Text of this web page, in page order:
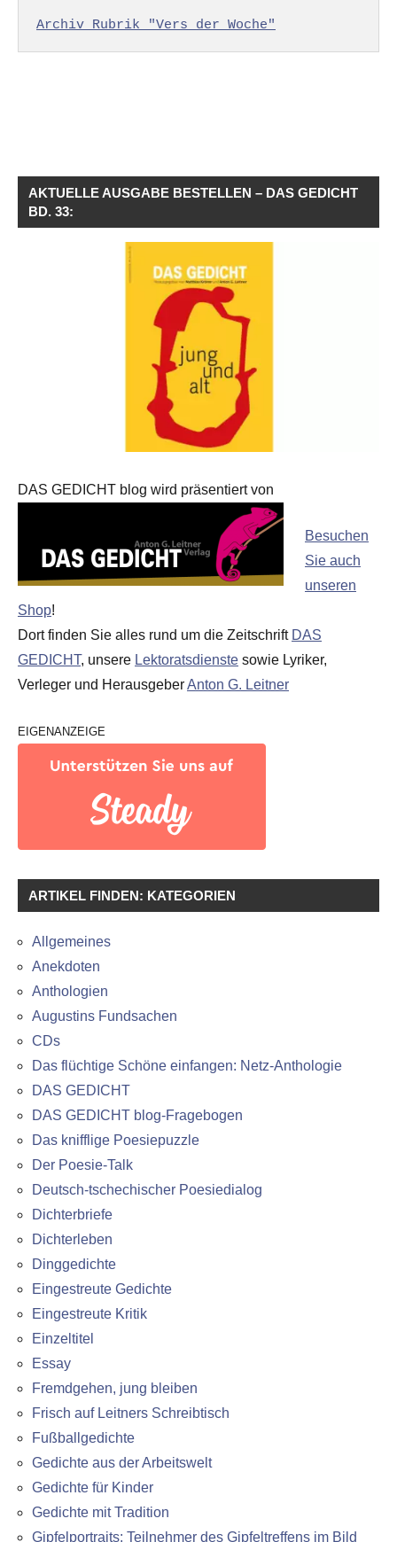
Archiv Rubrik "Vers der Woche"
AKTUELLE AUSGABE BESTELLEN – DAS GEDICHT
BD. 33:
DAS GEDICHT blog wird präsentiert von
Besuchen
Sie auch
unseren
Shop!
Dort finden Sie alles rund um die Zeitschrift DAS
GEDICHT, unsere Lektoratsdienste sowie Lyriker,
Verleger und HerausgeberAnton G. Leitner
EIGENANZEIGE
ARTIKEL FINDEN: KATEGORIEN
Allgemeines
Anekdoten
Anthologien
Augustins Fundsachen
CDs
Das flüchtige Schöne einfangen: Netz-Anthologie
DAS GEDICHT
DAS GEDICHT blog-Fragebogen
Das knifflige Poesiepuzzle
Der Poesie-Talk
Deutsch-tschechischer Poesiedialog
Dichterbriefe
Dichterleben
Dinggedichte
Eingestreute Gedichte
Eingestreute Kritik
Einzeltitel
Essay
Fremdgehen, jung bleiben
Frisch auf Leitners Schreibtisch
Fußballgedichte
Gedichte aus der Arbeitswelt
Gedichte für Kinder
Gedichte mit Tradition
Gipfelportraits: Teilnehmer des Gipfeltreffens im Bild